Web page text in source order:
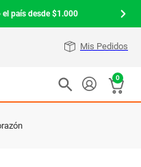
el país desde $1.000
Mis Pedidos
0